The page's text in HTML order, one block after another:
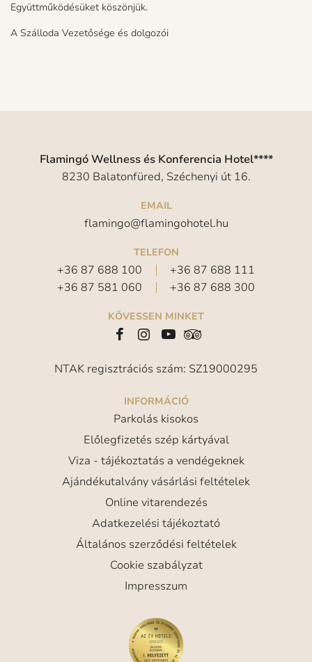
Együttműködésüket köszönjük.
A Szálloda Vezetősége és dolgozói
Flamingó Wellness és Konferencia Hotel****
8230 Balatonfüred, Széchenyi út 16.
EMAIL
flamingo@flamingohotel.hu
TELEFON
+36 87 688 100
+36 87 688 111
+36 87 581 060
+36 87 688 300
KÖVESSEN MINKET
NTAK regisztrációs szám: SZ19000295
INFORMÁCIÓ
Parkolás kisokos
Előlegfizetés szép kártyával
Viza - tájékoztatás a vendégeknek
Ajándékutalvány vásárlási feltételek
Online vitarendezés
Adatkezelési tájékoztató
Általános szerződési feltételek
Cookie szabályzat
Impresszum